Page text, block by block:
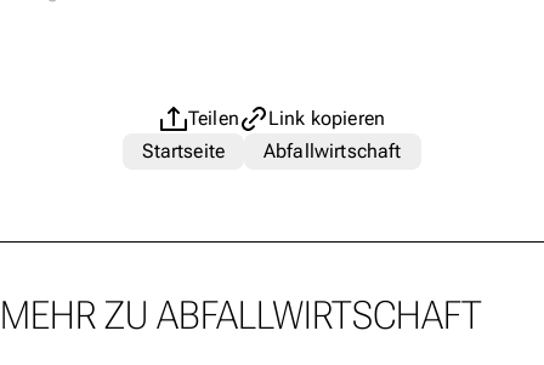
Teilen
Link kopieren
Startseite
Abfallwirtschaft
MEHR ZU ABFALLWIRTSCHAFT